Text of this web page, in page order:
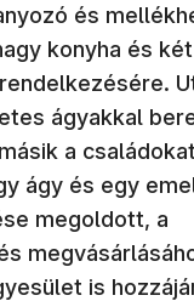
és
konyha és
ágyakkal
a
ágy és egy
megoldott, a
is